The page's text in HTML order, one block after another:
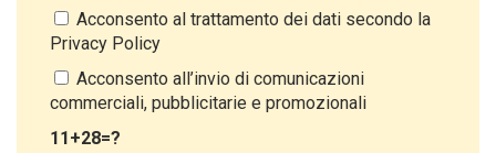
particolare:
Titolare del Trattamento
Il Titolare del Trattamento è LINCE ITALIA S.r.l., con
sede in Via Variante di Cancelliera snc 00072 –
Ariccia (RM). L’interessato può esercitare i
propri diritti inviando una raccomandata alla sede
Acconsento al trattamento dei dati secondo la
Privacy Policy
Acconsento all’invio di comunicazioni
commerciali, pubblicitarie e promozionali
11+28=?